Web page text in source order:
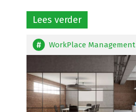
Lees verder
WorkPlace Management